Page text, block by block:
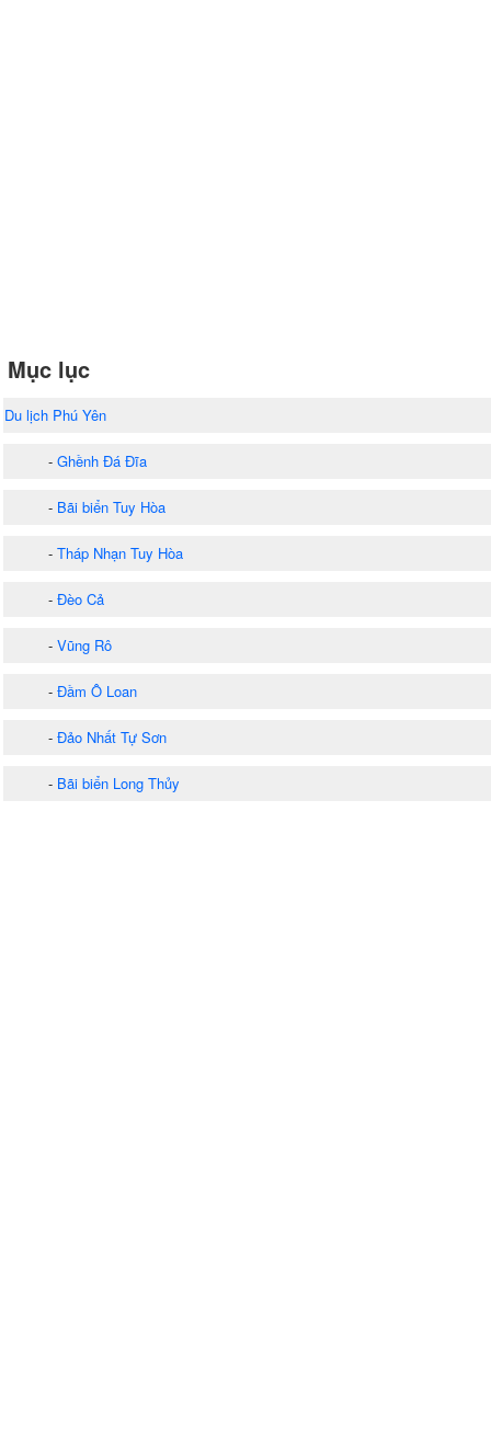
Mục lục
Du lịch Phú Yên
- Ghềnh Đá Đĩa
- Bãi biển Tuy Hòa
- Tháp Nhạn Tuy Hòa
- Đèo Cả
- Vũng Rô
- Đầm Ô Loan
- Đảo Nhất Tự Sơn
- Bãi biển Long Thủy